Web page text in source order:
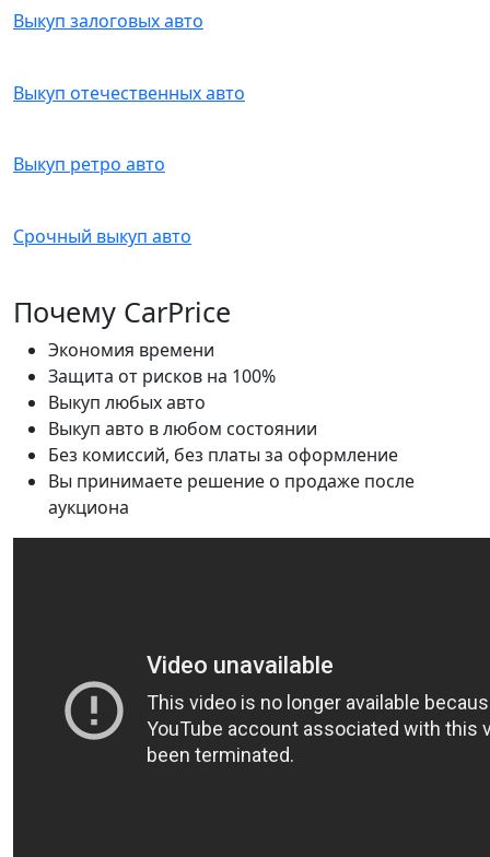
Выкуп залоговых авто
Выкуп отечественных авто
Выкуп ретро авто
Срочный выкуп авто
Почему CarPrice
Экономия времени
Защита от рисков на 100%
Выкуп любых авто
Выкуп авто в любом состоянии
Без комиссий, без платы за оформление
Вы принимаете решение о продаже после
аукциона